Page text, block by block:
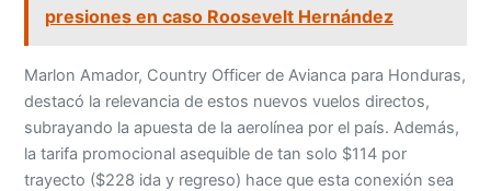
presiones en caso Roosevelt Hernández
Marlon Amador, Country Officer de Avianca para Honduras,
destacó la relevancia de estos nuevos vuelos directos,
subrayando la apuesta de la aerolínea por el país. Además,
la tarifa promocional asequible de tan solo $114 por
trayecto ($228 ida y regreso) hace que esta conexión sea